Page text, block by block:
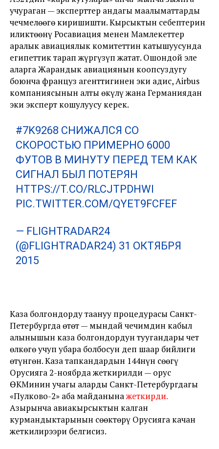
учураган — эксперттер андагы маалыматтарды
чечмелөөгө киришишти. Кырсыктын себептерин
иликтөөнү Росавиация менен Мамлекеттер
аралык авиациялык комитеттин катышуусунда
египеттик тарап жүргүзүп жатат. Ошондой эле
аларга Жарандык авиациянын коопсуздугу
боюнча француз агенттигинен эки адис, Airbus
компаниясынын алты өкүлү жана Германиядан
эки эксперт кошулуусу керек.
#7K9268 СНИЖАЛСЯ СО
СКОРОСТЬЮ ПРИМЕРНО 6000
ФУТОВ В МИНУТУ ПЕРЕД ТЕМ КАК
СИГНАЛ БЫЛ ПОТЕРЯН
HTTPS://T.CO/RLCJTPDHWI
PIC.TWITTER.COM/QYET9FCFEF
— FLIGHTRADAR24
(@FLIGHTRADAR24) 31 ОКТЯБРЯ
2015
Каза болгондорду таануу процедурасы Санкт-
Петербургда өтөт — мындай чечимдин кабыл
алынышын каза болгондордун туугандары чет
өлкөгө учуп убара болбосун деп шаар бийлиги
өтүнгөн. Каза тапкандардын 144нүн сөөгү
Орусияга 2-ноябрда жеткирилди — орус
ӨКМинин учагы аларды Санкт-Петербургдагы
«Пулково-2» аба майданынажеткирди.
Азырынча авиакырсыктын калган
курмандыктарынын сөөктөрү Орусияга качан
жеткилирээри белгисиз.